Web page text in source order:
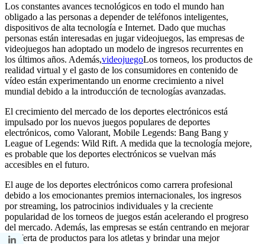
Los constantes avances tecnológicos en todo el mundo han
obligado a las personas a depender de teléfonos inteligentes,
dispositivos de alta tecnología e Internet. Dado que muchas
personas están interesadas en jugar videojuegos, las empresas de
videojuegos han adoptado un modelo de ingresos recurrentes en
los últimos años. Además,videojuegoLos torneos, los productos de
realidad virtual y el gasto de los consumidores en contenido de
vídeo están experimentando un enorme crecimiento a nivel
mundial debido a la introducción de tecnologías avanzadas.
El crecimiento del mercado de los deportes electrónicos está
impulsado por los nuevos juegos populares de deportes
electrónicos, como Valorant, Mobile Legends: Bang Bang y
League of Legends: Wild Rift. A medida que la tecnología mejore,
es probable que los deportes electrónicos se vuelvan más
accesibles en el futuro.
El auge de los deportes electrónicos como carrera profesional
debido a los emocionantes premios internacionales, los ingresos
por streaming, los patrocinios individuales y la creciente
popularidad de los torneos de juegos están acelerando el progreso
del mercado. Además, las empresas se están centrando en mejorar
su oferta de productos para los atletas y brindar una mejor